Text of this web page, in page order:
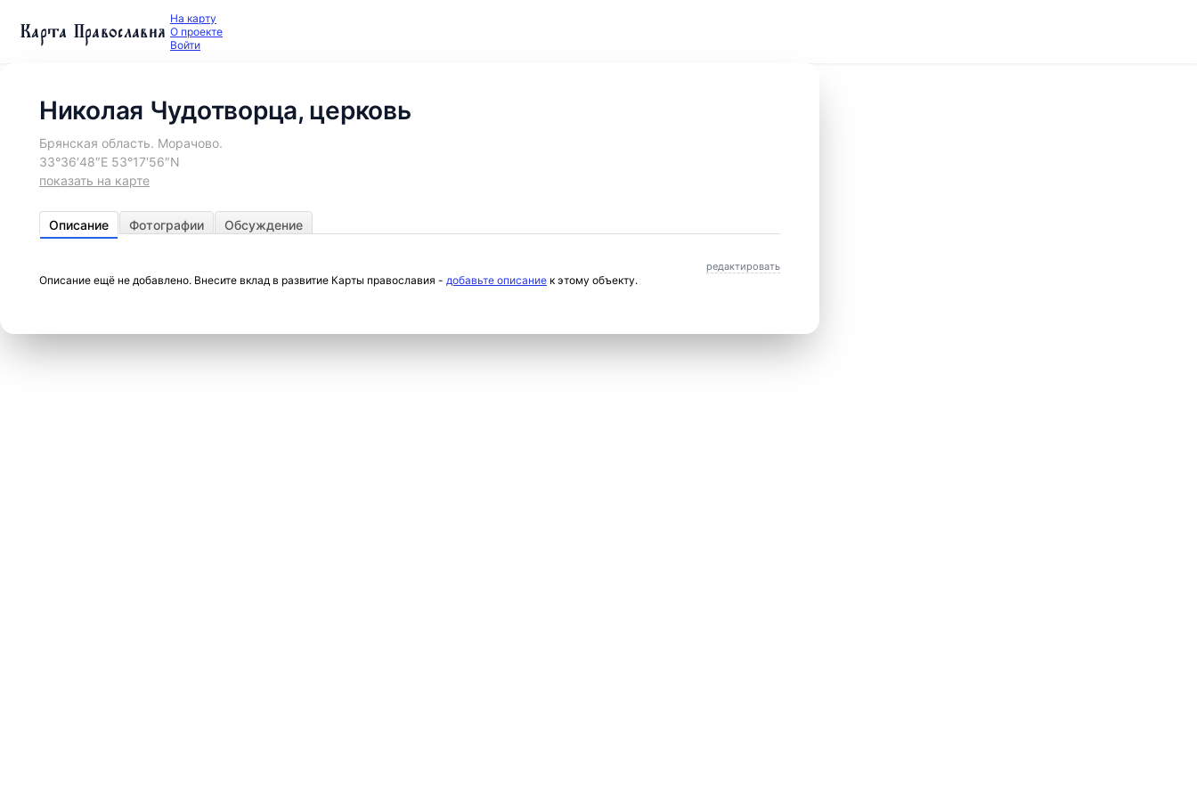
Карта Православия На карту
О проекте
Войти
Николая Чудотворца, церковь
Брянская область. Морачово.
33°36′48″E 53°17′56″N
показать на карте
Описание Фотографии Обсуждение
редактировать
Описание ещё не добавлено. Внесите вклад в развитие Карты православия - добавьте описание к этому объекту.